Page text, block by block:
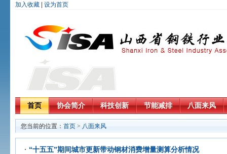
加入收藏 设为首页
首页 协会简介 科技创新 节能减排 八面来风
您当前的位置： 首页 > 八面来风
“十五五”期间城市更新带动钢材消费增量测算分析情况